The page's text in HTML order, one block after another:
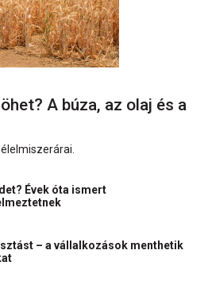
A búza, az olaj és a
Évek óta ismert
– a vállalkozások menthetik